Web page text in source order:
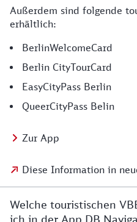
Außerdem sind folgende
erhältlich:
BerlinWelcomeCard
Berlin CityTourCard
EasyCityPass Berlin
QueerCityPass Belin
Zur App
Diese Information in
Welche touristischen
ich in der App DB